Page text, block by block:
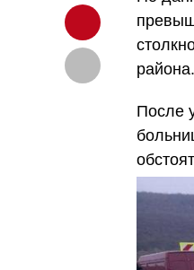
района.
После